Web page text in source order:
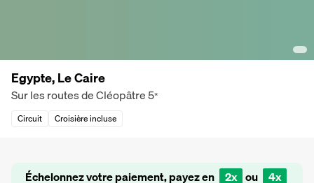
Egypte, Le Caire
Sur les routes de Cléopâtre5*
Circuit Croisière incluse
Échelonnez votre paiement, payez en 2x ou 4x